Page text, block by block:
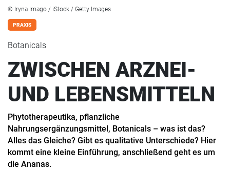
© Iryna Imago / iStock / Getty Images
PRAXIS
Botanicals
ZWISCHEN ARZNEI-
UND LEBENSMITTELN
Phytotherapeutika, pflanzliche
Nahrungsergänzungsmittel, Botanicals – was ist das?
Alles das Gleiche? Gibt es qualitative Unterschiede? Hier
kommt eine kleine Einführung, anschließend geht es um
die Ananas.